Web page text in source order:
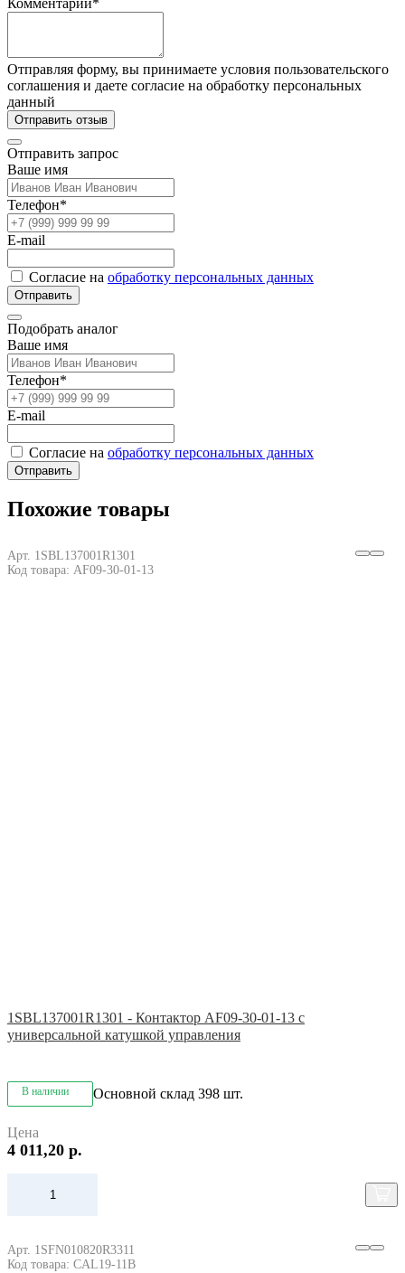
Отправляя форму, вы принимаете условия пользовательского
соглашения и даете согласие на обработку персональных
данный
Отправить отзыв
Отправить запрос
Ваше имя
Телефон*
E-mail
Согласие на обработку персональных данных
Отправить
Подобрать аналог
Ваше имя
Телефон*
E-mail
Согласие на обработку персональных данных
Отправить
Похожие товары
Арт. 1SBL137001R1301
Код товара: AF09-30-01-13
1SBL137001R1301 - Контактор AF09-30-01-13 с
универсальной катушкой управления
В наличии Основной склад 398 шт.
Цена
4 011,20 р.
Арт. 1SFN010820R3311
Код товара: CAL19-11B